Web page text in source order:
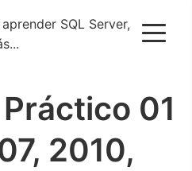
SQL Server,
01
2010,